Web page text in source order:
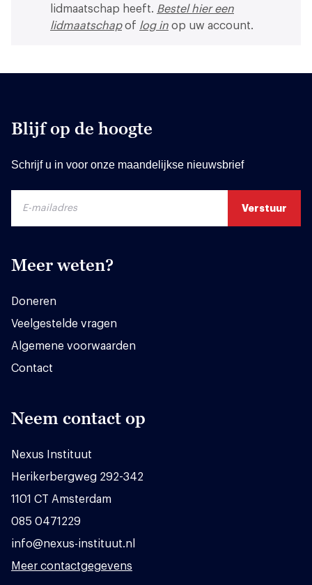
lidmaatschap heeft. Bestel hier een
lidmaatschapof log in op uw account.
Blijf op de hoogte
Schrijf u in voor onze maandelijkse nieuwsbrief
Meer weten?
Doneren
Veelgestelde vragen
Algemene voorwaarden
Contact
Neem contact op
Nexus Instituut
Herikerbergweg 292-342
1101 CT Amsterdam
085 0471229
info@nexus-instituut.nl
Meer contactgegevens